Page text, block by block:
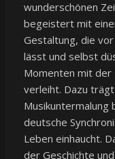
wunderschönen
begeistert mit
Gestaltung, die
lässt und selbst
Momenten mit der
verleiht. Dazu
Musikuntermalung
deutsche
Leben einhaucht.
der Geschichte